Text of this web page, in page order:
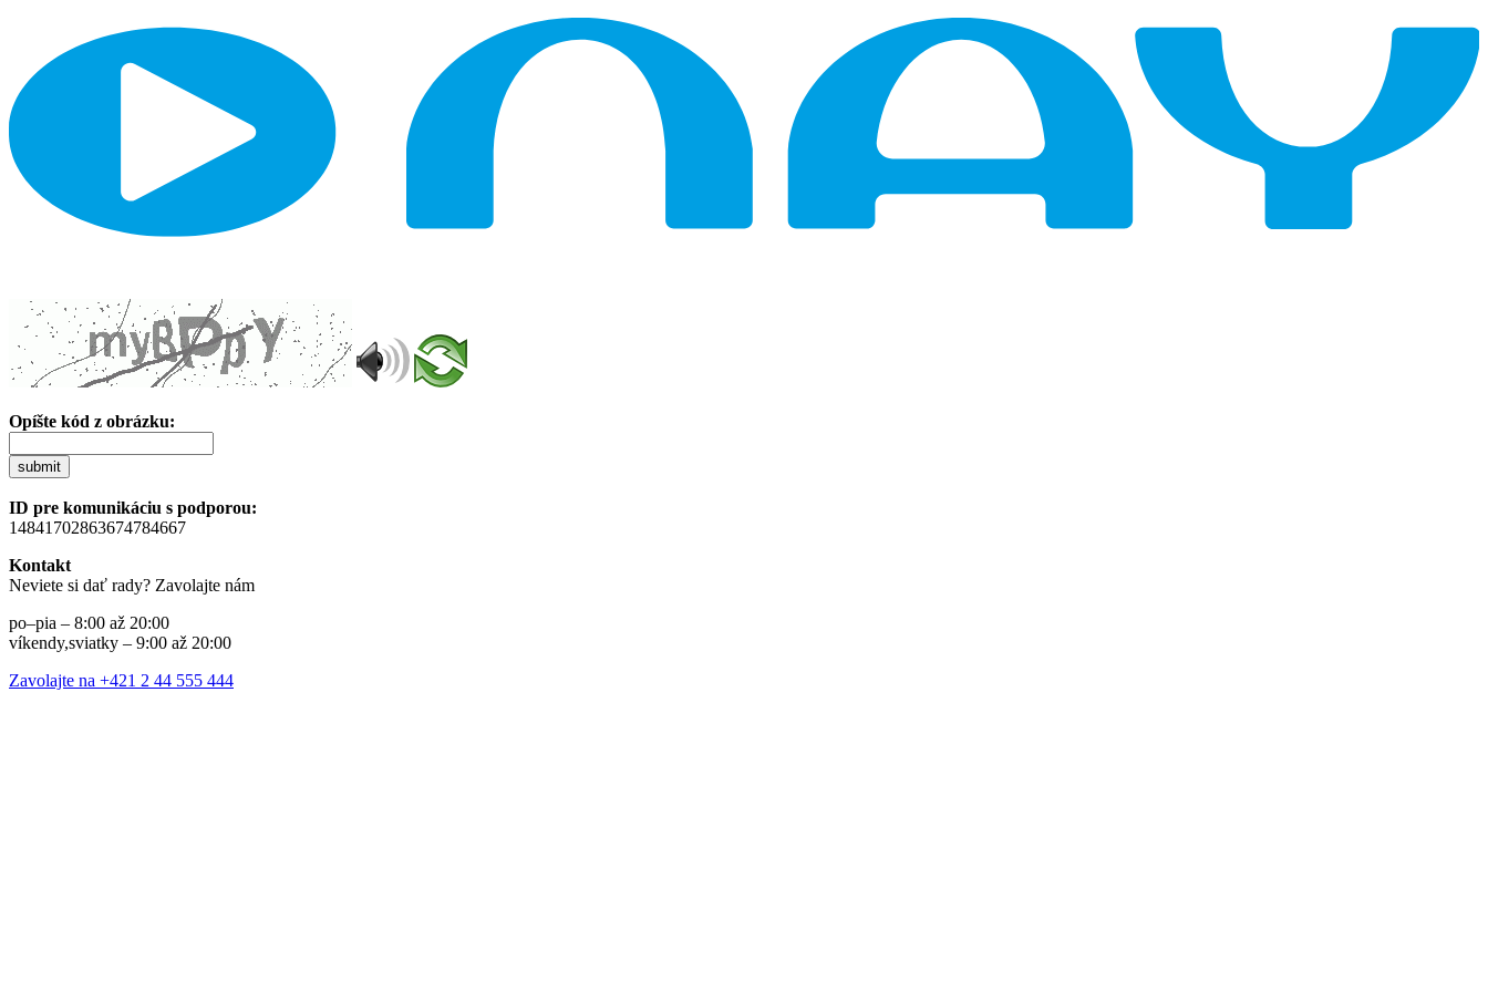
Opíšte kód z obrázku:
submit
ID pre komunikáciu s podporou:
14841702863674784667
Kontakt
Neviete si dať rady? Zavolajte nám
po–pia – 8:00 až 20:00
víkendy,sviatky – 9:00 až 20:00
Zavolajte na +421 2 44 555 444